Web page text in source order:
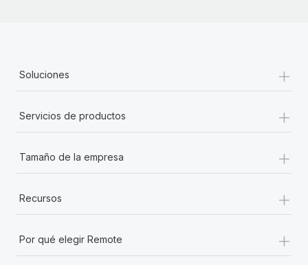
Soluciones +
Servicios de productos +
Tamaño de la empresa +
Recursos +
Por qué elegir Remote +